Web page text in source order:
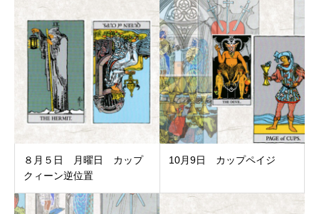
８月５日 月曜日 カップ
クィーン逆位置
10月9日 カップペイジ